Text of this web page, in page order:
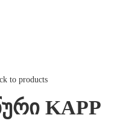
to products
KAPP